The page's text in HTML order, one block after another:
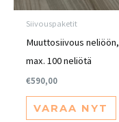
Siivouspaketit
Muuttosiivous neliöön,
max. 100 neliötä
€590,00
VARAA NYT